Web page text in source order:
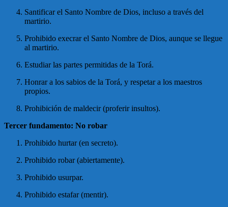
Santificar el Santo Nombre de Dios, incluso a través del
martirio.
Prohibido execrar el Santo Nombre de Dios, aunque se llegue
al martirio.
Estudiar las partes permitidas de la Torá.
Honrar a los sabios de la Torá, y respetar a los maestros
propios.
Prohibición de maldecir (proferir insultos).
Tercer fundamento: No robar
Prohibido hurtar (en secreto).
Prohibido robar (abiertamente).
Prohibido usurpar.
Prohibido estafar (mentir).